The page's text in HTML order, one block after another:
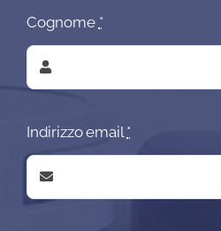
Cognome *
Indirizzo email*